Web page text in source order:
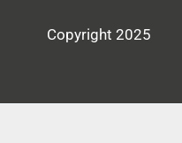
Copyright 2025